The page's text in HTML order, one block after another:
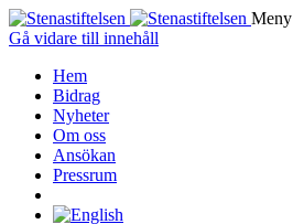
Meny
Gå vidare till innehåll
Hem
Bidrag
Nyheter
Om oss
Ansökan
Pressrum